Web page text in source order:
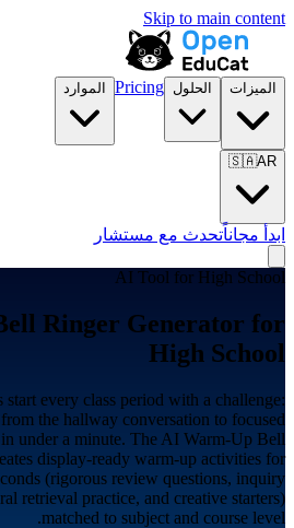
Skip to main content
الميزات الحلول Pricing الموارد
🇸🇦AR
ابدأ مجاناًتحدث مع مستشار
AI Tool for High School
Ringer Generator for
High School
start every class period with a challenge:
the hallway conversation to focused
in under a minute. The AI Warm-Up Bell
display-ready warm-up activities for
(rigorous review questions, inquiry
retrieval practice, and creative starters)
matched to subject and course level.